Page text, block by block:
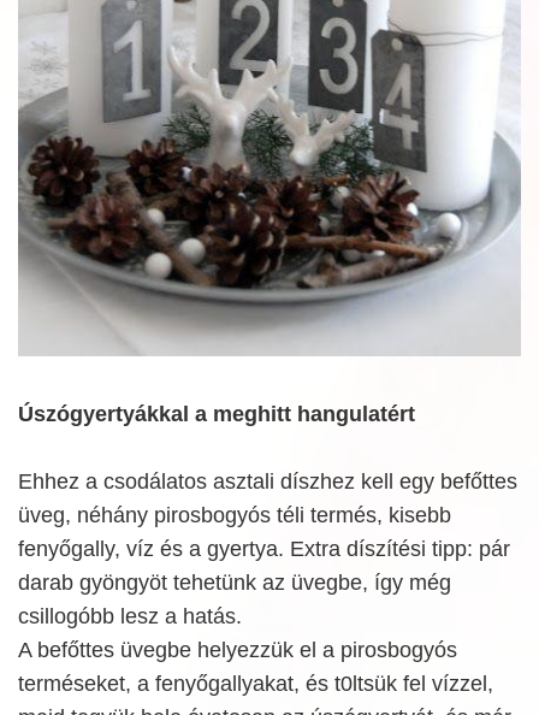
Úszógyertyákkal a meghitt hangulatért
Ehhez a csodálatos asztali díszhez kell egy befőttes
üveg, néhány pirosbogyós téli termés, kisebb
fenyőgally, víz és a gyertya. Extra díszítési tipp: pár
darab gyöngyöt tehetünk az üvegbe, így még
csillogóbb lesz a hatás.
A befőttes üvegbe helyezzük el a pirosbogyós
terméseket, a fenyőgallyakat, és t0ltsük fel vízzel,